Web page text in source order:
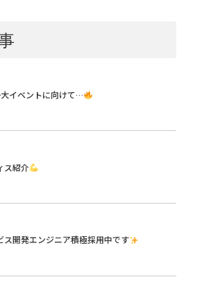
イベントに向けて…
ス紹介
ス開発エンジニア積極採用中です